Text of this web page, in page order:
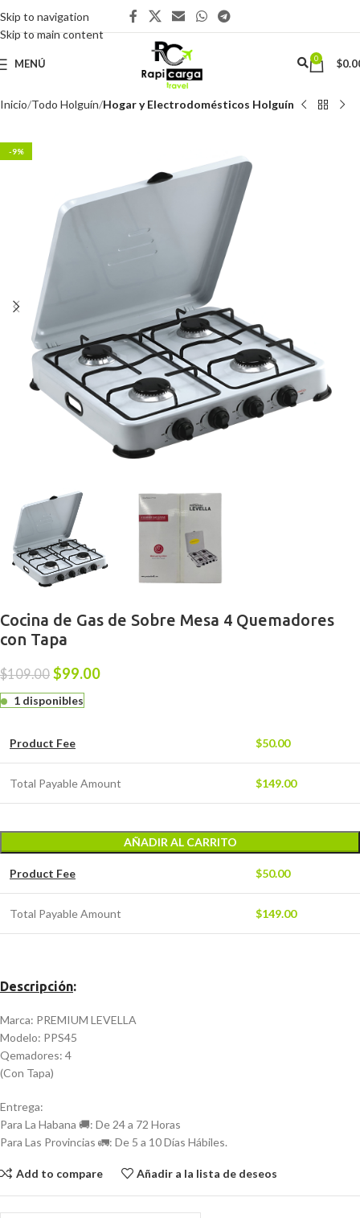
Skip to navigation
Skip to main content
MENÚ 0 $
Inicio Todo Holguín Hogar y Electrodomésticos Holguín
-9%
Cocina de Gas de Sobre Mesa 4 Quemadores
con Tapa
$109.00 $99.00
1 disponibles
Product Fee $50.00
Total Payable Amount $149.00
AÑADIR AL CARRITO
Product Fee $50.00
Total Payable Amount $149.00
Descripción:
Marca: PREMIUM LEVELLA
Modelo: PPS45
Qemadores: 4
(Con Tapa)
Entrega:
Para La Habana 🚚: De 24 a 72 Horas
Para Las Provincias 🚛: De 5 a 10 Días Hábiles.
Add to compare Añadir a la lista de deseos